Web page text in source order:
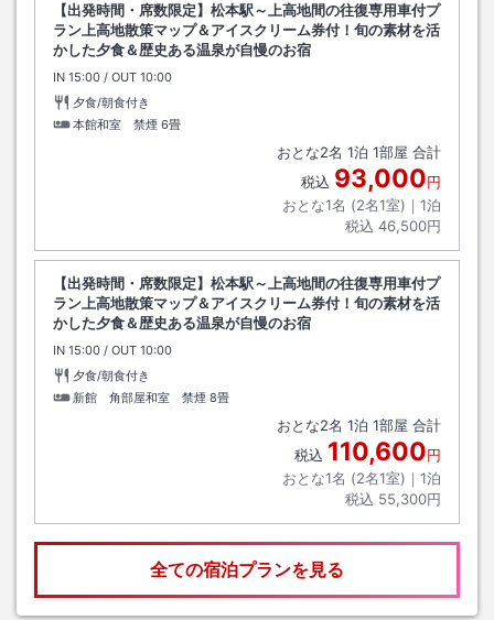
【出発時間・席数限定】松本駅～上高地間の往復専用車付プ
ラン上高地散策マップ＆アイスクリーム券付！旬の素材を活
かした夕食＆歴史ある温泉が自慢のお宿
IN チェックイン
15:00 / OUT チェックアウト
10:00
夕食/朝食付き
本館和室 禁煙 6畳
おとな2名 1泊 1部屋 合計
税込 93,000円
おとな1名 (2名1室)｜ 1泊
税込 46,500円
【出発時間・席数限定】松本駅～上高地間の往復専用車付プ
ラン上高地散策マップ＆アイスクリーム券付！旬の素材を活
かした夕食＆歴史ある温泉が自慢のお宿
IN チェックイン
15:00 / OUT チェックアウト
10:00
夕食/朝食付き
新館 角部屋和室 禁煙 8畳
おとな2名 1泊 1部屋 合計
税込 110,600円
おとな1名 (2名1室)｜ 1泊
税込 55,300円
全ての宿泊プランを見る